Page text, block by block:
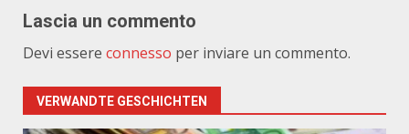
Lascia un commento
Devi essere connesso per inviare un commento.
VERWANDTE GESCHICHTEN